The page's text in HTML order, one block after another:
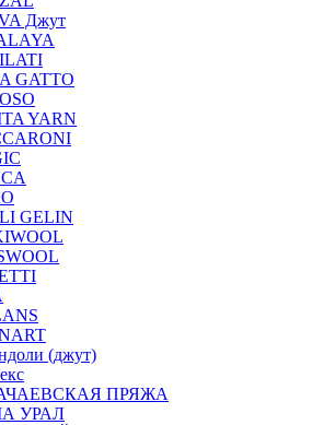
Джут
GATTO
YARN
GELIN
(джут)
ПРЯЖА
УРАЛ